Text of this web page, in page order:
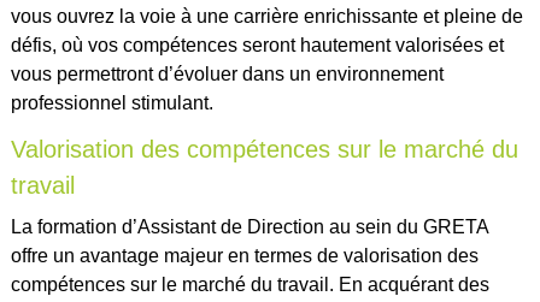
vous ouvrez la voie à une carrière enrichissante et pleine de
défis, où vos compétences seront hautement valorisées et
vous permettront d’évoluer dans un environnement
professionnel stimulant.
Valorisation des compétences sur le marché du
travail
La formation d’Assistant de Direction au sein du GRETA
offre un avantage majeur en termes de valorisation des
compétences sur le marché du travail. En acquérant des